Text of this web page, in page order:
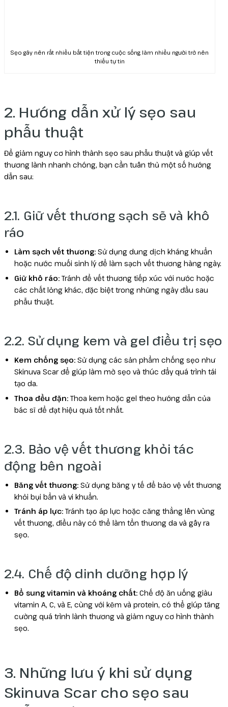
Sẹo gây nên rất nhiều bất tiện trong cuộc sống, làm nhiều người trở nên
thiếu tự tin
2. Hướng dẫn xử lý sẹo sau
phẫu thuật
Để giảm nguy cơ hình thành sẹo sau phẫu thuật và giúp vết
thương lành nhanh chóng, bạn cần tuân thủ một số hướng
dẫn sau:
2.1. Giữ vết thương sạch sẽ và khô
ráo
Làm sạch vết thương:Sử dụng dung dịch kháng khuẩn
hoặc nước muối sinh lý để làm sạch vết thương hàng ngày.
Giữ khô ráo:Tránh để vết thương tiếp xúc với nước hoặc
các chất lỏng khác, đặc biệt trong những ngày đầu sau
phẫu thuật.
2.2. Sử dụng kem và gel điều trị sẹo
Kem chống sẹo:Sử dụng các sản phẩm chống sẹo như
Skinuva Scar để giúp làm mờ sẹo và thúc đẩy quá trình tái
tạo da.
Thoa đều đặn:Thoa kem hoặc gel theo hướng dẫn của
bác sĩ để đạt hiệu quả tốt nhất.
2.3. Bảo vệ vết thương khỏi tác
động bên ngoài
Băng vết thương:Sử dụng băng y tế để bảo vệ vết thương
khỏi bụi bẩn và vi khuẩn.
Tránh áp lực:Tránh tạo áp lực hoặc căng thẳng lên vùng
vết thương, điều này có thể làm tổn thương da và gây ra
sẹo.
2.4. Chế độ dinh dưỡng hợp lý
Bổ sung vitamin và khoáng chất:Chế độ ăn uống giàu
vitamin A, C, và E, cùng với kẽm và protein, có thể giúp tăng
cường quá trình lành thương và giảm nguy cơ hình thành
sẹo.
3. Những lưu ý khi sử dụng
Skinuva Scar cho sẹo sau